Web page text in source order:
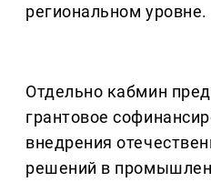
региональном уровне.
Отдельно кабмин
грантовое
внедрения
решений в